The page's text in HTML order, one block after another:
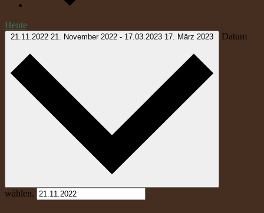
Heute
21.11.2022 21. November 2022 - 17.03.2023 17. März 2023 Datum
wählen.